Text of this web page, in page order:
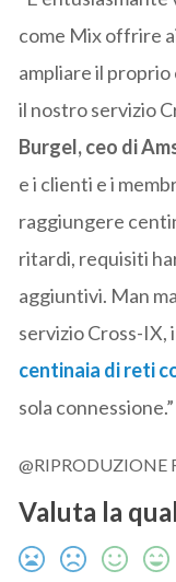
come Mix offrire
ampliare il
il nostro servizio
Burgel, ceo di
e i clienti e i
raggiungere
ritardi, requisiti
aggiuntivi. Man
servizio Cross-IX,
centinaia di reti
sola connessione.”
@RIPRODUZIONE
Valuta la